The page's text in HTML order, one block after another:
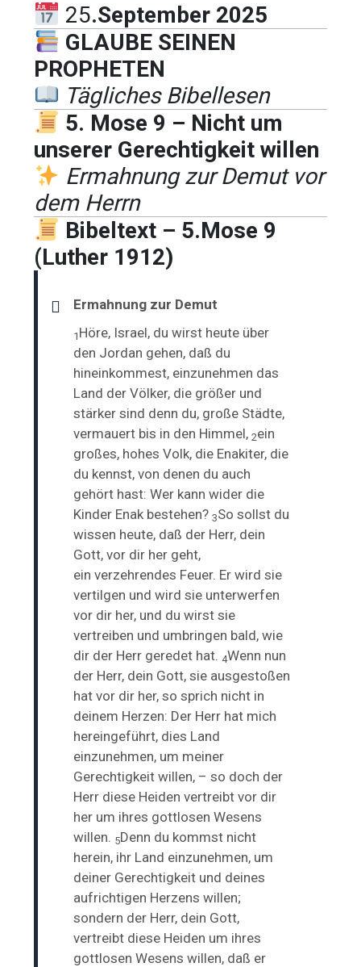
25.September 2025
GLAUBE SEINEN
PROPHETEN
Tägliches Bibellesen
5. Mose 9 – Nicht um
unserer Gerechtigkeit willen
Ermahnung zur Demut vor
dem Herrn
Bibeltext – 5.Mose 9
(Luther 1912)
Ermahnung zur Demut
1 Höre, Israel, du wirst heute über
den Jordan gehen, daß du
hineinkommest, einzunehmen das
Land der Völker, die größer und
stärker sind denn du, große Städte,
vermauert bis in den Himmel,2ein
großes, hohes Volk, die Enakiter, die
du kennst, von denen du auch
gehört hast: Wer kann wider die
Kinder Enak bestehen?3So sollst du
wissen heute, daß der Herr, dein
Gott, vor dir her geht,
einverzehrendes Feuer. Er wird sie
vertilgen und wird sie unterwerfen
vor dir her, und du wirst sie
vertreiben und umbringen bald, wie
dir der Herr geredet hat. 4Wenn nun
der Herr, dein Gott, sie ausgestoßen
hat vor dir her, so sprich nicht in
deinem Herzen: Der Herr hat mich
hereingeführt, dies Land
einzunehmen, um meiner
Gerechtigkeit willen, – so doch der
Herr diese Heiden vertreibt vor dir
her um ihres gottlosen Wesens
willen. 5Denn du kommst nicht
herein, ihr Land einzunehmen, um
deiner Gerechtigkeit und deines
aufrichtigen Herzens willen;
sondern der Herr, dein Gott,
vertreibt diese Heiden um ihres
gottlosen Wesens willen, daß er